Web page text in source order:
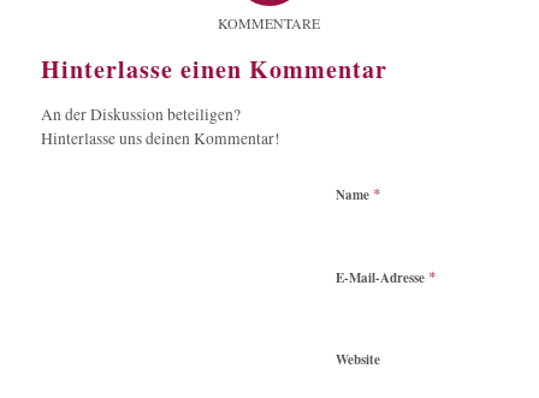
KOMMENTARE
Hinterlasse einen Kommentar
An der Diskussion beteiligen?
Hinterlasse uns deinen Kommentar!
Name *
E-Mail-Adresse *
Website